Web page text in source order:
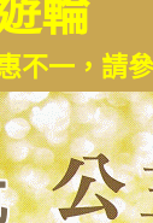
輪
不一，請